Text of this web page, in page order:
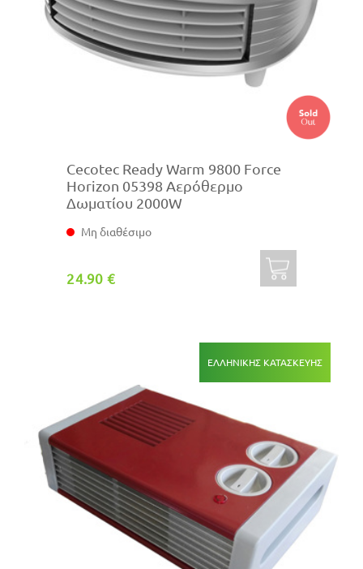
Cecotec Ready Warm 9800 Force
Ηorizon 05398 Αερόθερμο
Δωματίου 2000W
Μη διαθέσιμο
24.90 €
ΕΛΛΗΝΙΚΗΣ ΚΑΤΑΣΚΕΥΗΣ